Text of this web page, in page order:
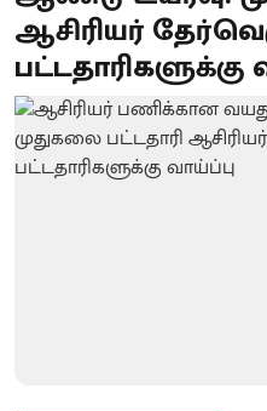
ஆசிரியர்
பட்டதாரிகளுக்கு